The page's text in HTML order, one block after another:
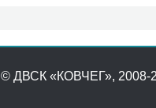
© ДВСК «КОВЧЕГ», 2008-